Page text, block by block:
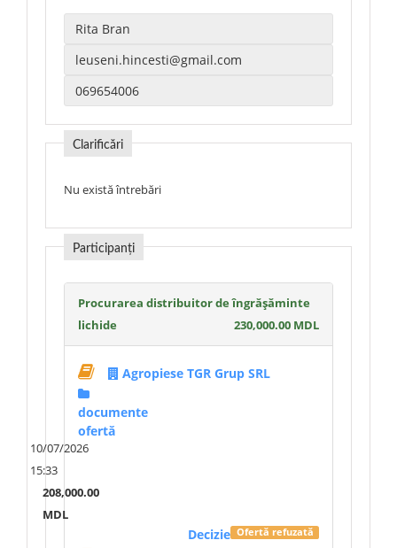
Clarificări
Nu există întrebări
Participanți
Procurarea distribuitor de îngrășăminte
lichide
230,000.00 MDL
Agropiese TGR Grup SRL
documente
ofertă
10/07/2026
15:33
208,000.00
MDL
Ofertă refuzată
Decizie